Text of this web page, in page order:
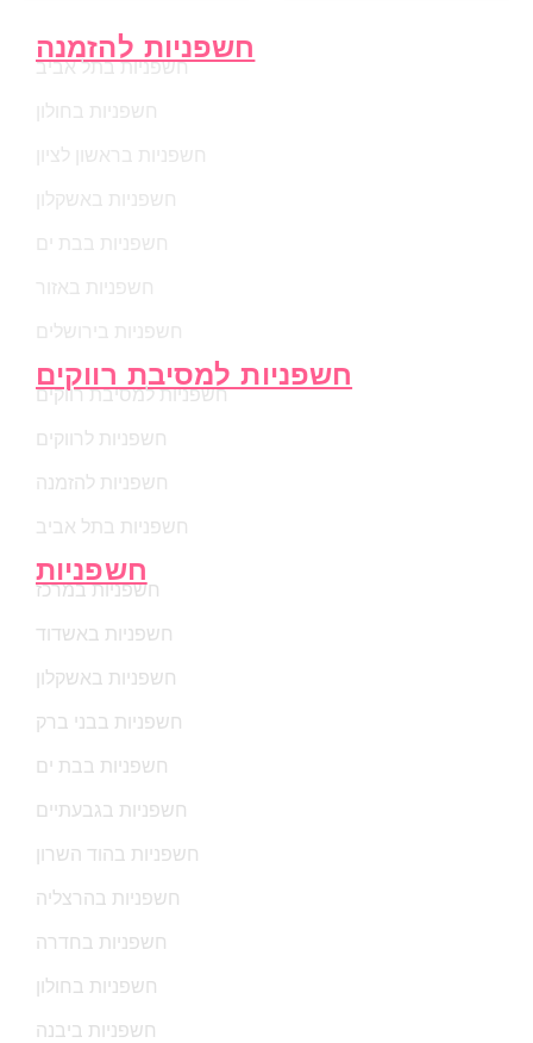
חשפניות להזמנה
חשפניות בתל אביב
חשפניות בחולון
חשפניות בראשון לציון
חשפניות באשקלון
חשפניות בבת ים
חשפניות באזור
חשפניות בירושלים
חשפניות למסיבת רווקים
חשפניות למסיבת רווקים
חשפניות לרווקים
חשפניות להזמנה
חשפניות בתל אביב
חשפניות
חשפניות במרכז
חשפניות באשדוד
חשפניות באשקלון
חשפניות בבני ברק
חשפניות בבת ים
חשפניות בגבעתיים
חשפניות בהוד השרון
חשפניות בהרצליה
חשפניות בחדרה
חשפניות בחולון
חשפניות ביבנה